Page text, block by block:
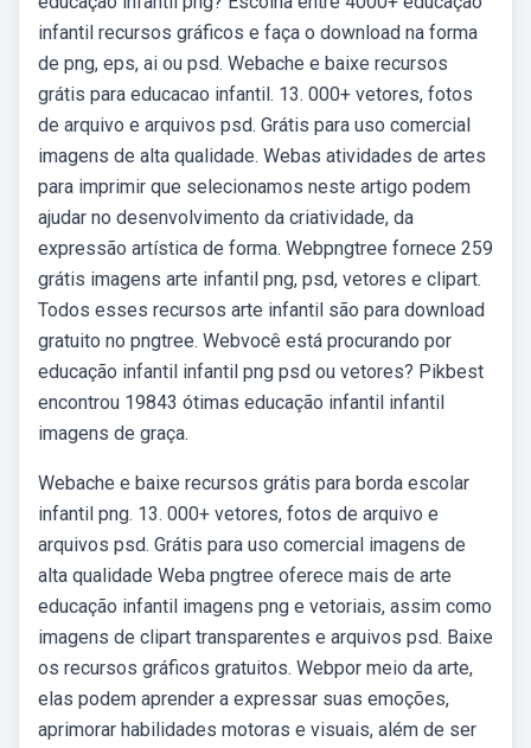
infantil recursos gráficos e faça o download na forma
de png, eps, ai ou psd. Webache e baixe recursos
grátis para educacao infantil. 13. 000+ vetores, fotos
de arquivo e arquivos psd. Grátis para uso comercial
imagens de alta qualidade. Webas atividades de artes
para imprimir que selecionamos neste artigo podem
ajudar no desenvolvimento da criatividade, da
expressão artística de forma. Webpngtree fornece 259
grátis imagens arte infantil png, psd, vetores e clipart.
Todos esses recursos arte infantil são para download
gratuito no pngtree. Webvocê está procurando por
educação infantil infantil png psd ou vetores? Pikbest
encontrou 19843 ótimas educação infantil infantil
imagens de graça.
Webache e baixe recursos grátis para borda escolar
infantil png. 13. 000+ vetores, fotos de arquivo e
arquivos psd. Grátis para uso comercial imagens de
alta qualidade Weba pngtree oferece mais de arte
educação infantil imagens png e vetoriais, assim como
imagens de clipart transparentes e arquivos psd. Baixe
os recursos gráficos gratuitos. Webpor meio da arte,
elas podem aprender a expressar suas emoções,
aprimorar habilidades motoras e visuais, além de ser